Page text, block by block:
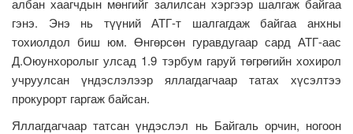
албан хаагчдын мөнгийг залилсан хэргээр шалгаж байгаа
гэнэ. Энэ нь түүний АТГ-т шалгагдаж байгаа анхны
тохиолдол биш юм. Өнгөрсөн гуравдугаар сард АТГ-аас
Д.Оюунхоролыг улсад 1.9 тэрбум гаруй төгрөгийн хохирол
учруулсан үндэслэлээр яллагдагчаар татах хүсэлтээ
прокурорт гаргаж байсан.
Яллагдагчаар татсан үндэслэл нь Байгаль орчин, ногоон